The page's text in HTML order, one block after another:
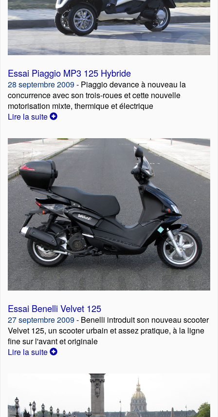
Essai Piaggio MP3 125 Hybride
28 septembre 2009- Piaggio devance à nouveau la
concurrence avec son trois-roues et cette nouvelle
motorisation mixte, thermique et électrique
Lire la suite
Essai Benelli Velvet 125
27 septembre 2009- Benelli introduit son nouveau scooter
Velvet 125, un scooter urbain et assez pratique, à la ligne
fine sur l'avant et originale
Lire la suite